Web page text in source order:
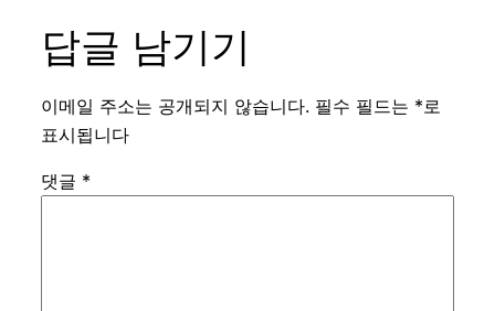
답글 남기기
이메일 주소는 공개되지 않습니다. 필수 필드는 *로
표시됩니다
댓글 *